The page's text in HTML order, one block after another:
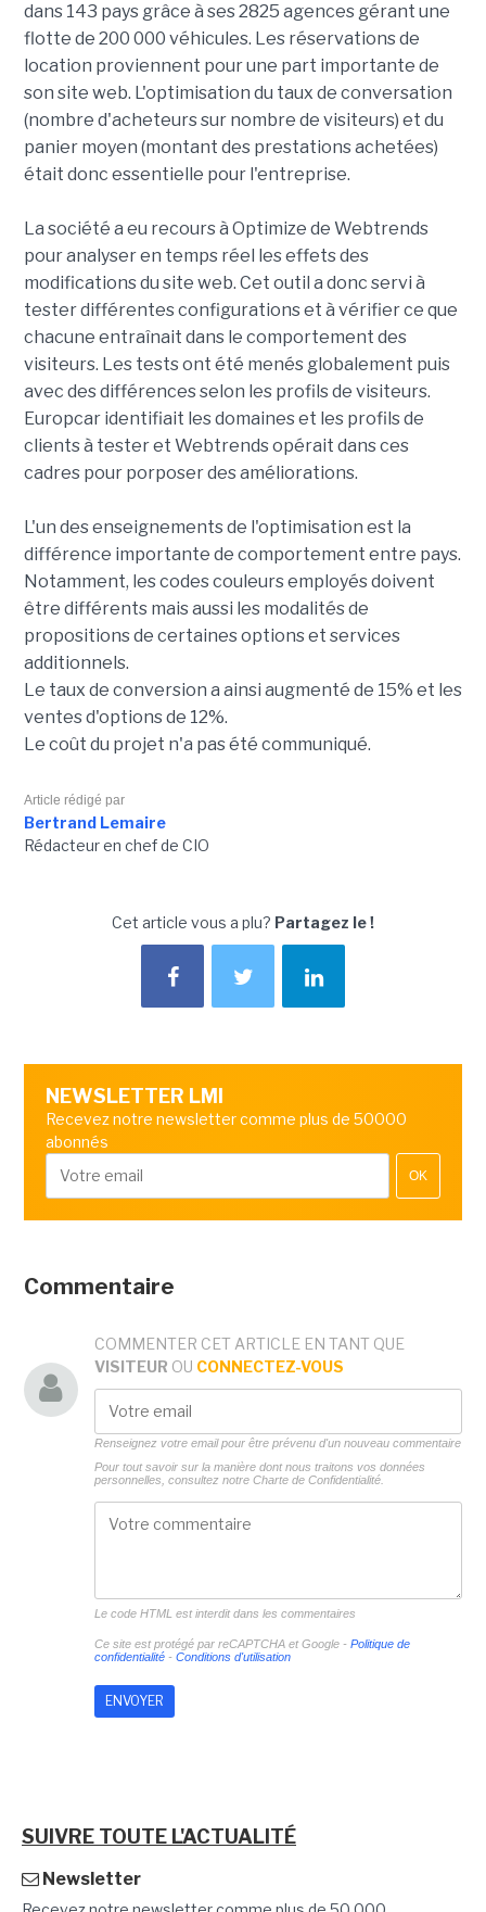
dans 143 pays grâce à ses 2825 agences gérant une
flotte de 200 000 véhicules. Les réservations de
location proviennent pour une part importante de
son site web. L'optimisation du taux de conversation
(nombre d'acheteurs sur nombre de visiteurs) et du
panier moyen (montant des prestations achetées)
était donc essentielle pour l'entreprise.
La société a eu recours à Optimize de Webtrends
pour analyser en temps réel les effets des
modifications du site web. Cet outil a donc servi à
tester différentes configurations et à vérifier ce que
chacune entraînait dans le comportement des
visiteurs. Les tests ont été menés globalement puis
avec des différences selon les profils de visiteurs.
Europcar identifiait les domaines et les profils de
clients à tester et Webtrends opérait dans ces
cadres pour porposer des améliorations.
L'un des enseignements de l'optimisation est la
différence importante de comportement entre pays.
Notamment, les codes couleurs employés doivent
être différents mais aussi les modalités de
propositions de certaines options et services
additionnels.
Le taux de conversion a ainsi augmenté de 15% et les
ventes d'options de 12%.
Le coût du projet n'a pas été communiqué.
Article rédigé par
Bertrand Lemaire
Rédacteur en chef de CIO
Cet article vous a plu? Partagez le !
NEWSLETTER LMI
Recevez notre newsletter comme plus de 50000
abonnés
OK
Commentaire
COMMENTER CET ARTICLE EN TANT QUE
VISITEUR OU CONNECTEZ-VOUS
Renseignez votre email pour être prévenu d'un nouveau commentaire
Pour tout savoir sur la manière dont nous traitons vos données
personnelles, consultez notre Charte de Confidentialité.
Le code HTML est interdit dans les commentaires
Ce site est protégé par reCAPTCHA et Google - Politique de
confidentialité- Conditions d'utilisation
SUIVRE TOUTE L'ACTUALITÉ
Newsletter